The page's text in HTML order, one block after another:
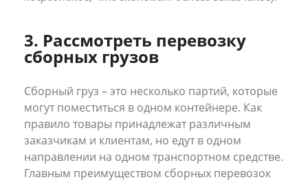
3. Рассмотреть перевозку
сборных грузов
Сборный груз – это несколько партий, которые
могут поместиться в одном контейнере. Как
правило товары принадлежат различным
заказчикам и клиентам, но едут в одном
направлении на одном транспортном средстве.
Главным преимуществом сборных перевозок